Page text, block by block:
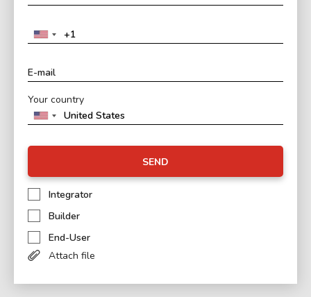
Your country
SEND
Integrator
Builder
End-User
Attach file